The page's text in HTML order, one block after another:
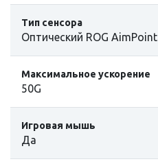
Тип сенсора
Оптический ROG AimPoint
Максимальное ускорение
50G
Игровая мышь
Да